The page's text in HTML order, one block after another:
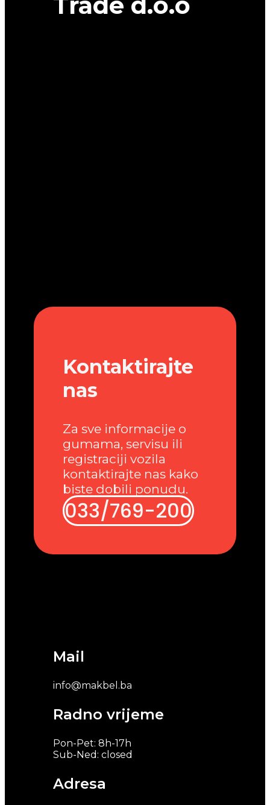
Mail
info@makbel.ba
Radno vrijeme
Pon-Pet: 8h-17h
Sub-Ned: closed
Adresa
Kontaktirajte
nas
Za sve informacije o
gumama, servisu ili
registraciji vozila
kontaktirajte nas kako
biste dobili ponudu.
033/769-200